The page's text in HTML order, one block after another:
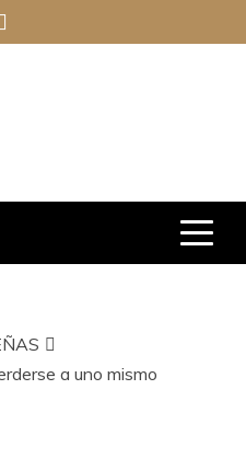
a uno mismo